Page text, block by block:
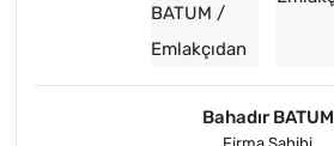
Bahadır BATUM